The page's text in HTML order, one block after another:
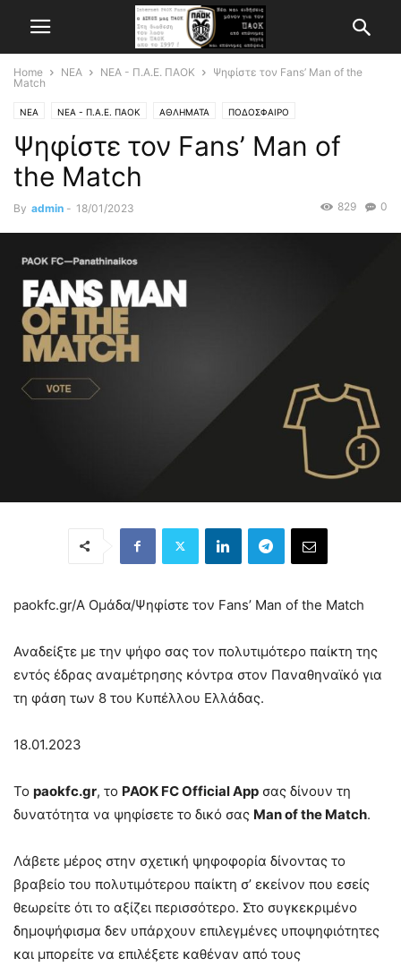
Home ΝΕΑ ΝΕΑ - Π.Α.Ε. ΠΑΟΚ
Ψηφίστε τον Fans’ Man of the
Match
ΝΕΑ ΝΕΑ - Π.Α.Ε. ΠΑΟΚ ΑΘΛΗΜΑΤΑ ΠΟΔΟΣΦΑΙΡΟ
Ψηφίστε τον Fans’ Man of
the Match
By admin - 18/01/2023 0
829
paokfc.gr/Α Ομάδα/Ψηφίστε τον Fans’ Man of the Match
Αναδείξτε με την ψήφο σας τον πολυτιμότερο παίκτη της
εντός έδρας αναμέτρησης κόντρα στον Παναθηναϊκό για
τη φάση των 8 του Κυπέλλου Ελλάδας.
18.01.2023
To paokfc.gr, το PAOK FC Official App σας δίνουν τη
δυνατότητα να ψηφίσετε το δικό σας Man of the Match.
Λάβετε μέρος στην σχετική ψηφοφορία δίνοντας το
βραβείο του πολυτιμότερου παίκτη σ’ εκείνον που εσείς
θεωρείτε ότι το αξίζει περισσότερο. Στο συγκεκριμένο
δημοψήφισμα δεν υπάρχουν επιλεγμένες υποψηφιότητες
και μπορείτε να επιλέξετε καθέναν από τους